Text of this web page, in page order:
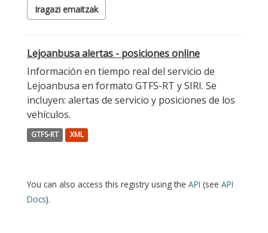
Iragazi emaitzak
Lejoanbusa alertas - posiciones online
Información en tiempo real del servicio de
Lejoanbusa en formato GTFS-RT y SIRI. Se
incluyen: alertas de servicio y posiciones de los
vehículos.
GTFS-RT XML
You can also access this registry using the API (see API
Docs).